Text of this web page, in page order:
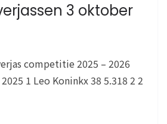
3 oktober
competitie 2025 – 2026
1 Leo Koninkx 38 5.318 2 2